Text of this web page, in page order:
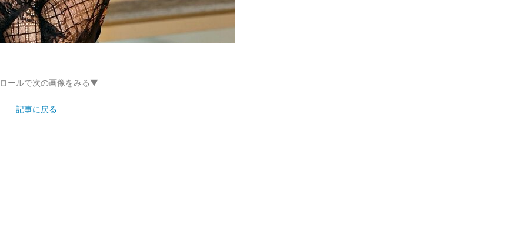
ールで次の画像をみる▼
記事に戻る